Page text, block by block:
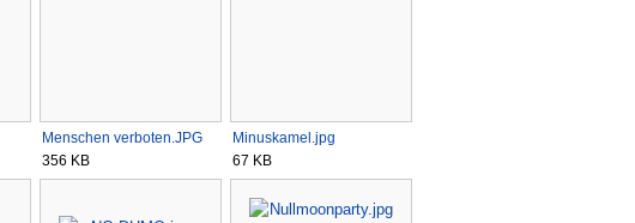
Menschen verboten.JPG
356 KB
Minuskamel.jpg
67 KB